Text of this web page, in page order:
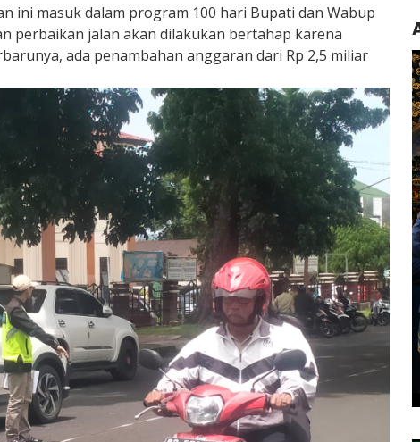
ini masuk dalam program 100 hari Bupati dan Wabup
perbaikan jalan akan dilakukan bertahap karena
ada penambahan anggaran dari Rp 2,5 miliar